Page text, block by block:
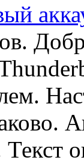
Текст